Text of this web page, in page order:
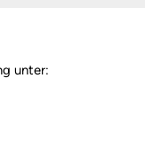
unter: